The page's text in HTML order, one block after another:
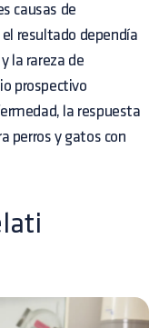
causas de
resultado dependía
la rareza de
prospectivo
la respuesta
perros y gatos con